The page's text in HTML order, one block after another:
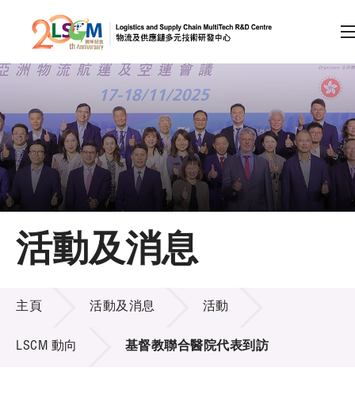
跳到內容（按回車鍵）
會員登入
A A EN 繁 简
主頁
關於LSCM
技術商品化
項目及資助計劃
活動及消息
活動及消息
活動及消息
主頁 活動及消息 活動
LSCM 動向 基督教聯合醫院代表到訪